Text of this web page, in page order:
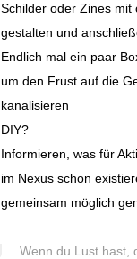
Schilder oder Zines mit
gestalten und
Endlich mal ein paar
um den Frust auf die
kanalisieren
DIY?
Informieren, was für
im Nexus schon
gemeinsam möglich
Wenn du Lust hast,